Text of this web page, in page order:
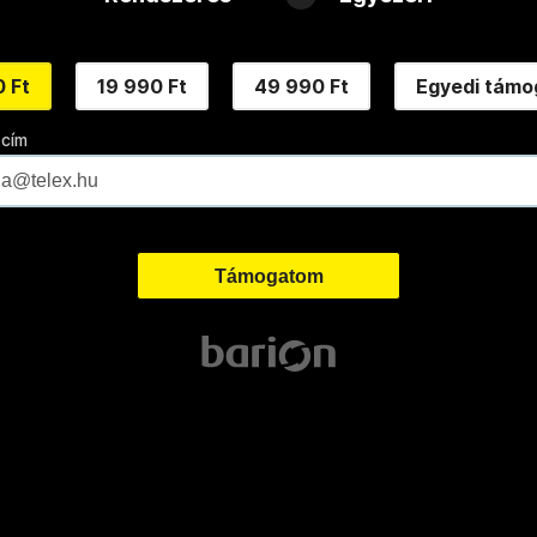
Ft 19 990 Ft 49 990 Ft Egyedi